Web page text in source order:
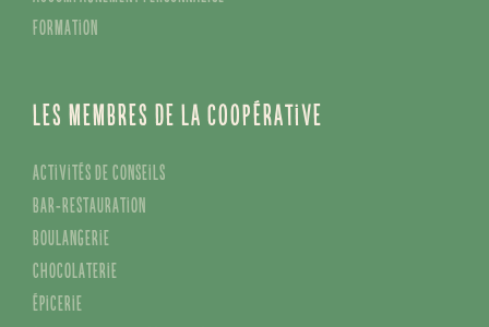
Gestion comptable
Vie coopérative
Accompagnement personnalisé
Formation
Les membres de la coopérative